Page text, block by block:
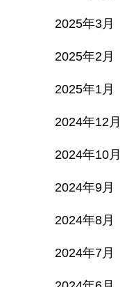
2025年3月
2025年2月
2025年1月
2024年12月
2024年10月
2024年9月
2024年8月
2024年7月